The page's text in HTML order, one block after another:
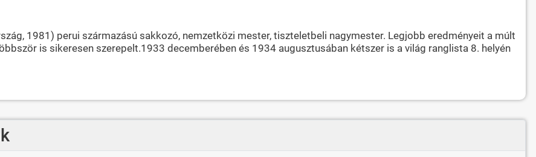
1981) perui származású sakkozó, nemzetközi mester, tiszteletbeli nagymester. Legjobb eredményeit a múlt
is sikeresen szerepelt.1933 decemberében és 1934 augusztusában kétszer is a világ ranglista 8. helyén